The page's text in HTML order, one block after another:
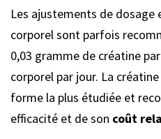
Les ajustements de dosage
corporel sont parfois
0,03 gramme de créatine
corporel par jour. La
forme la plus étudiée et
efficacité et de son coût